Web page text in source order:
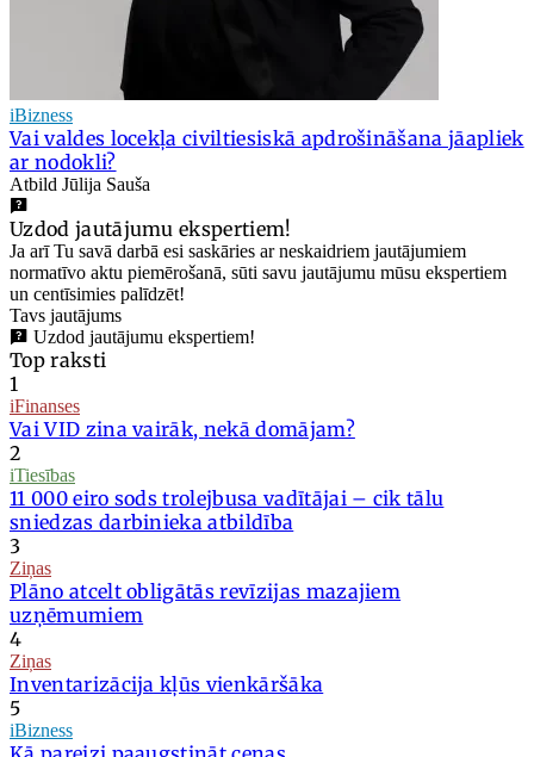
iBizness
Vai valdes locekļa civiltiesiskā apdrošināšana jāapliek
ar nodokli?
Atbild Jūlija Sauša
Uzdod jautājumu ekspertiem!
Ja arī Tu savā darbā esi saskāries ar neskaidriem jautājumiem
normatīvo aktu piemērošanā, sūti savu jautājumu mūsu ekspertiem
un centīsimies palīdzēt!
Tavs jautājums
Uzdod jautājumu ekspertiem!
Top raksti
1
iFinanses
Vai VID zina vairāk, nekā domājam?
2
iTiesības
11 000 eiro sods trolejbusa vadītājai – cik tālu
sniedzas darbinieka atbildība
3
Ziņas
Plāno atcelt obligātās revīzijas mazajiem
uzņēmumiem
4
Ziņas
Inventarizācija kļūs vienkāršāka
5
iBizness